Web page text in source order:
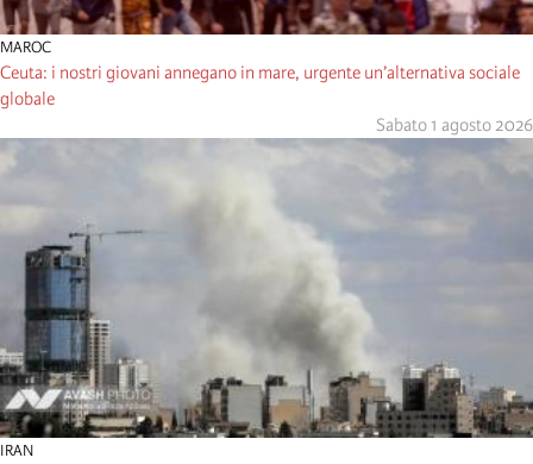
MAROC
Ceuta: i nostri giovani annegano in mare, urgente un’alternativa sociale
globale
Sabato 1 agosto 2026
IRAN